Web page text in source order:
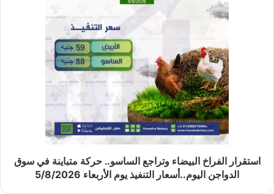
استقرار الفراخ البيضاء وتراجع الساسو.. حركة متباينة في سوق
الدواجن اليوم..أسعار التنفيذ يوم الأربعاء 5/8/2026